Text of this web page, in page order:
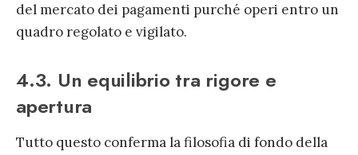
del mercato dei pagamenti purché operi entro un
quadro regolato e vigilato.
4.3. Un equilibrio tra rigore e
apertura
Tutto questo conferma la filosofia di fondo della